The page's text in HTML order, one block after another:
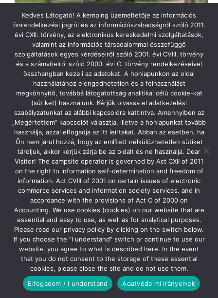
Tűzrakó
Kedves Látogató! A kemping üzemeltetője az információs
önrendelkezési jogról és az információszabadságról szóló 2011.
évi CXII. törvény, az elektronikus kereskedelmi szolgáltatások,
valamint az információs társadalommal összefüggő
szolgáltatások egyes kérdéseiről szóló 2001. évi CVIII. törvény
és a számvitelről szóló 2000. évi C. törvény rendelkezéseivel
összhangban kezeli az adatokat. A honlapunkon az oldal
használatához elengedhetetlen és a felhasználást
megkönnyítő, továbbá látogatottság analitikai célú cookie-kat
(sütiket) használunk. Kérjük olvassa el adatkezelési
szabályzatunkat az alábbi kapcsolóra kattintva. Amennyiben az
„Megértettem” kapcsolót választja, illetve a honlapunkat tovább
használja, azzal elfogadja az itt leírtakat. Abban az esetben, ha
Ön nem járul hozzá, hogy az említett nélkülözhetetlen sütiket
tároljuk, akkor kérjük zárja be az oldalt és ne használja. Dear
Visitor! The campsite operator is governed by Act CXII of 2011
on the right to information self-determination and freedom of
information. Act CVIII of 2001 on certain issues of electronic
commerce services and information society services. and in
accordance with the provisions of Act C of 2000 on
Accounting. We use cookies (cookies) on our website that are
essential and easy to use, as well as for analytical purposes.
Please read our privacy policy by clicking on the switch below.
If you choose the "I understand" switch or continue to use our
website, you agree to what is described here. In the event
that you do not consent to the storage of these essential
cookies, please close the site and do not use them.
Elfogadom / I understand
Adatvédelmi irányelvek